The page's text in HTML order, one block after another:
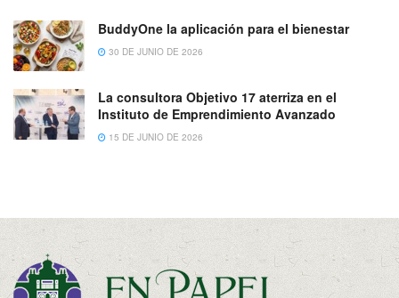
BuddyOne la aplicación para el bienestar
30 DE JUNIO DE 2026
La consultora Objetivo 17 aterriza en el
Instituto de Emprendimiento Avanzado
15 DE JUNIO DE 2026